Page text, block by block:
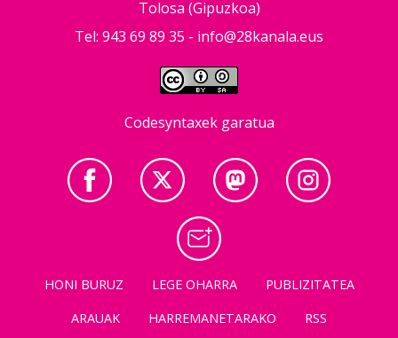
Tolosa (Gipuzkoa)
Tel: 943 69 89 35 - info@28kanala.eus
Codesyntaxek garatua
HONI BURUZ LEGE OHARRA
PUBLIZITATEA
ARAUAK
HARREMANETARAKO RSS